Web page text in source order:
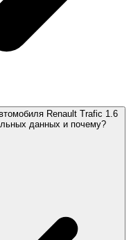
Renault Trafic 1.6
данных и почему?